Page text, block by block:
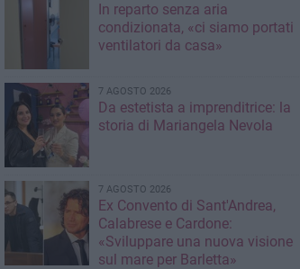
In reparto senza aria
condizionata, «ci siamo portati
ventilatori da casa»
7 AGOSTO 2026
Da estetista a imprenditrice: la
storia di Mariangela Nevola
7 AGOSTO 2026
Ex Convento di Sant'Andrea,
Calabrese e Cardone:
«Sviluppare una nuova visione
sul mare per Barletta»